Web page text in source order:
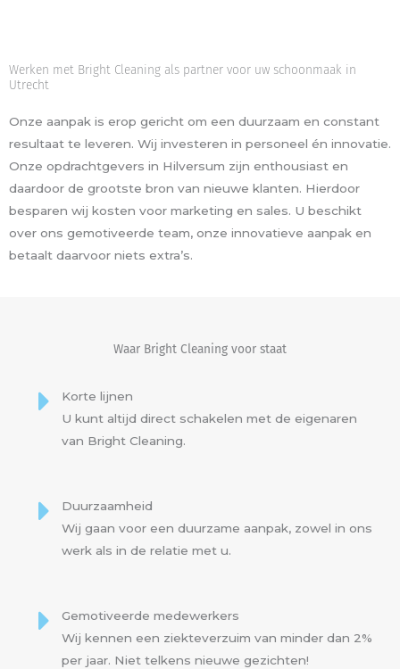
Werken met Bright Cleaning als partner voor uw schoonmaak in
Utrecht
Onze aanpak is erop gericht om een duurzaam en constant
resultaat te leveren. Wij investeren in personeel én innovatie.
Onze opdrachtgevers in Hilversum zijn enthousiast en
daardoor de grootste bron van nieuwe klanten. Hierdoor
besparen wij kosten voor marketing en sales. U beschikt
over ons gemotiveerde team, onze innovatieve aanpak en
betaalt daarvoor niets extra’s.
Waar Bright Cleaning voor staat
Korte lijnen
U kunt altijd direct schakelen met de eigenaren
van Bright Cleaning.
Duurzaamheid
Wij gaan voor een duurzame aanpak, zowel in ons
werk als in de relatie met u.
Gemotiveerde medewerkers
Wij kennen een ziekteverzuim van minder dan 2%
per jaar. Niet telkens nieuwe gezichten!